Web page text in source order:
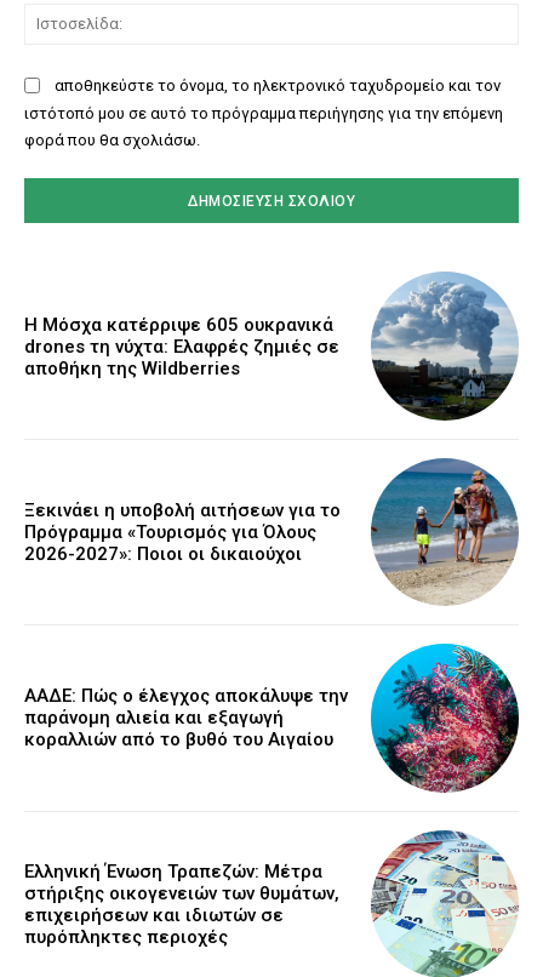
αποθηκεύστε το όνομα, το ηλεκτρονικό ταχυδρομείο και τον
ιστότοπό μου σε αυτό το πρόγραμμα περιήγησης για την επόμενη
φορά που θα σχολιάσω.
Η Μόσχα κατέρριψε 605 ουκρανικά
drones τη νύχτα: Ελαφρές ζημιές σε
αποθήκη της Wildberries
Ξεκινάει η υποβολή αιτήσεων για το
Πρόγραμμα «Τουρισμός για Όλους
2026-2027»: Ποιοι οι δικαιούχοι
ΑΑΔΕ: Πώς ο έλεγχος αποκάλυψε την
παράνομη αλιεία και εξαγωγή
κοραλλιών από το βυθό του Αιγαίου
Ελληνική Ένωση Τραπεζών: Μέτρα
στήριξης οικογενειών των θυμάτων,
επιχειρήσεων και ιδιωτών σε
πυρόπληκτες περιοχές